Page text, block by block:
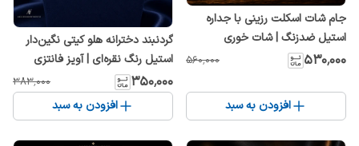
جام شات اسکلت رزینی با جداره
استیل ضدزنگ | شات خوری
جمجمه گاتیک 6.5 سانتی‌متری
۵۳۰٬۰۰۰ ۵۶۰٬۰۰۰
افزودن به سبد
گردنبند دخترانه هلو کیتی نگین‌دار
استیل رنگ نقره‌ای | آویز فانتزی
Hello Kitty
۳۵۰٬۰۰۰ ۳۸۳٬۰۰۰
افزودن به سبد